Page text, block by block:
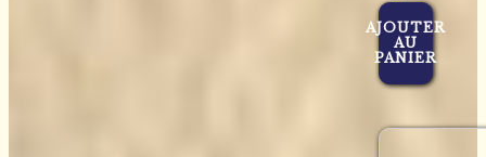
AJOUTER
AU
PANIER